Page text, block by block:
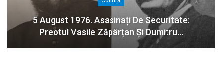
5 August 1976. Asasinați De Securitate:
Preotul Vasile Zăpârțan Și Dumitru…